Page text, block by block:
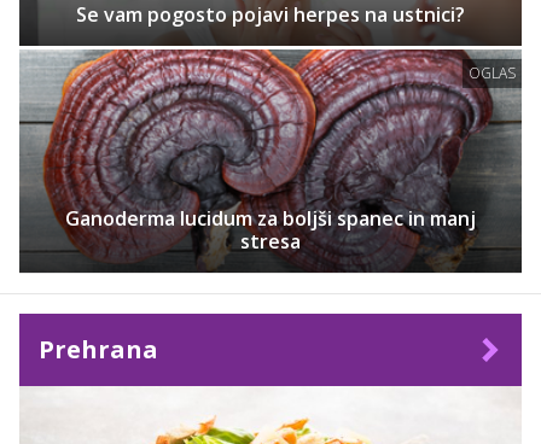
Se vam pogosto pojavi herpes na ustnici?
OGLAS
Ganoderma lucidum za boljši spanec in manj
stresa
Prehrana